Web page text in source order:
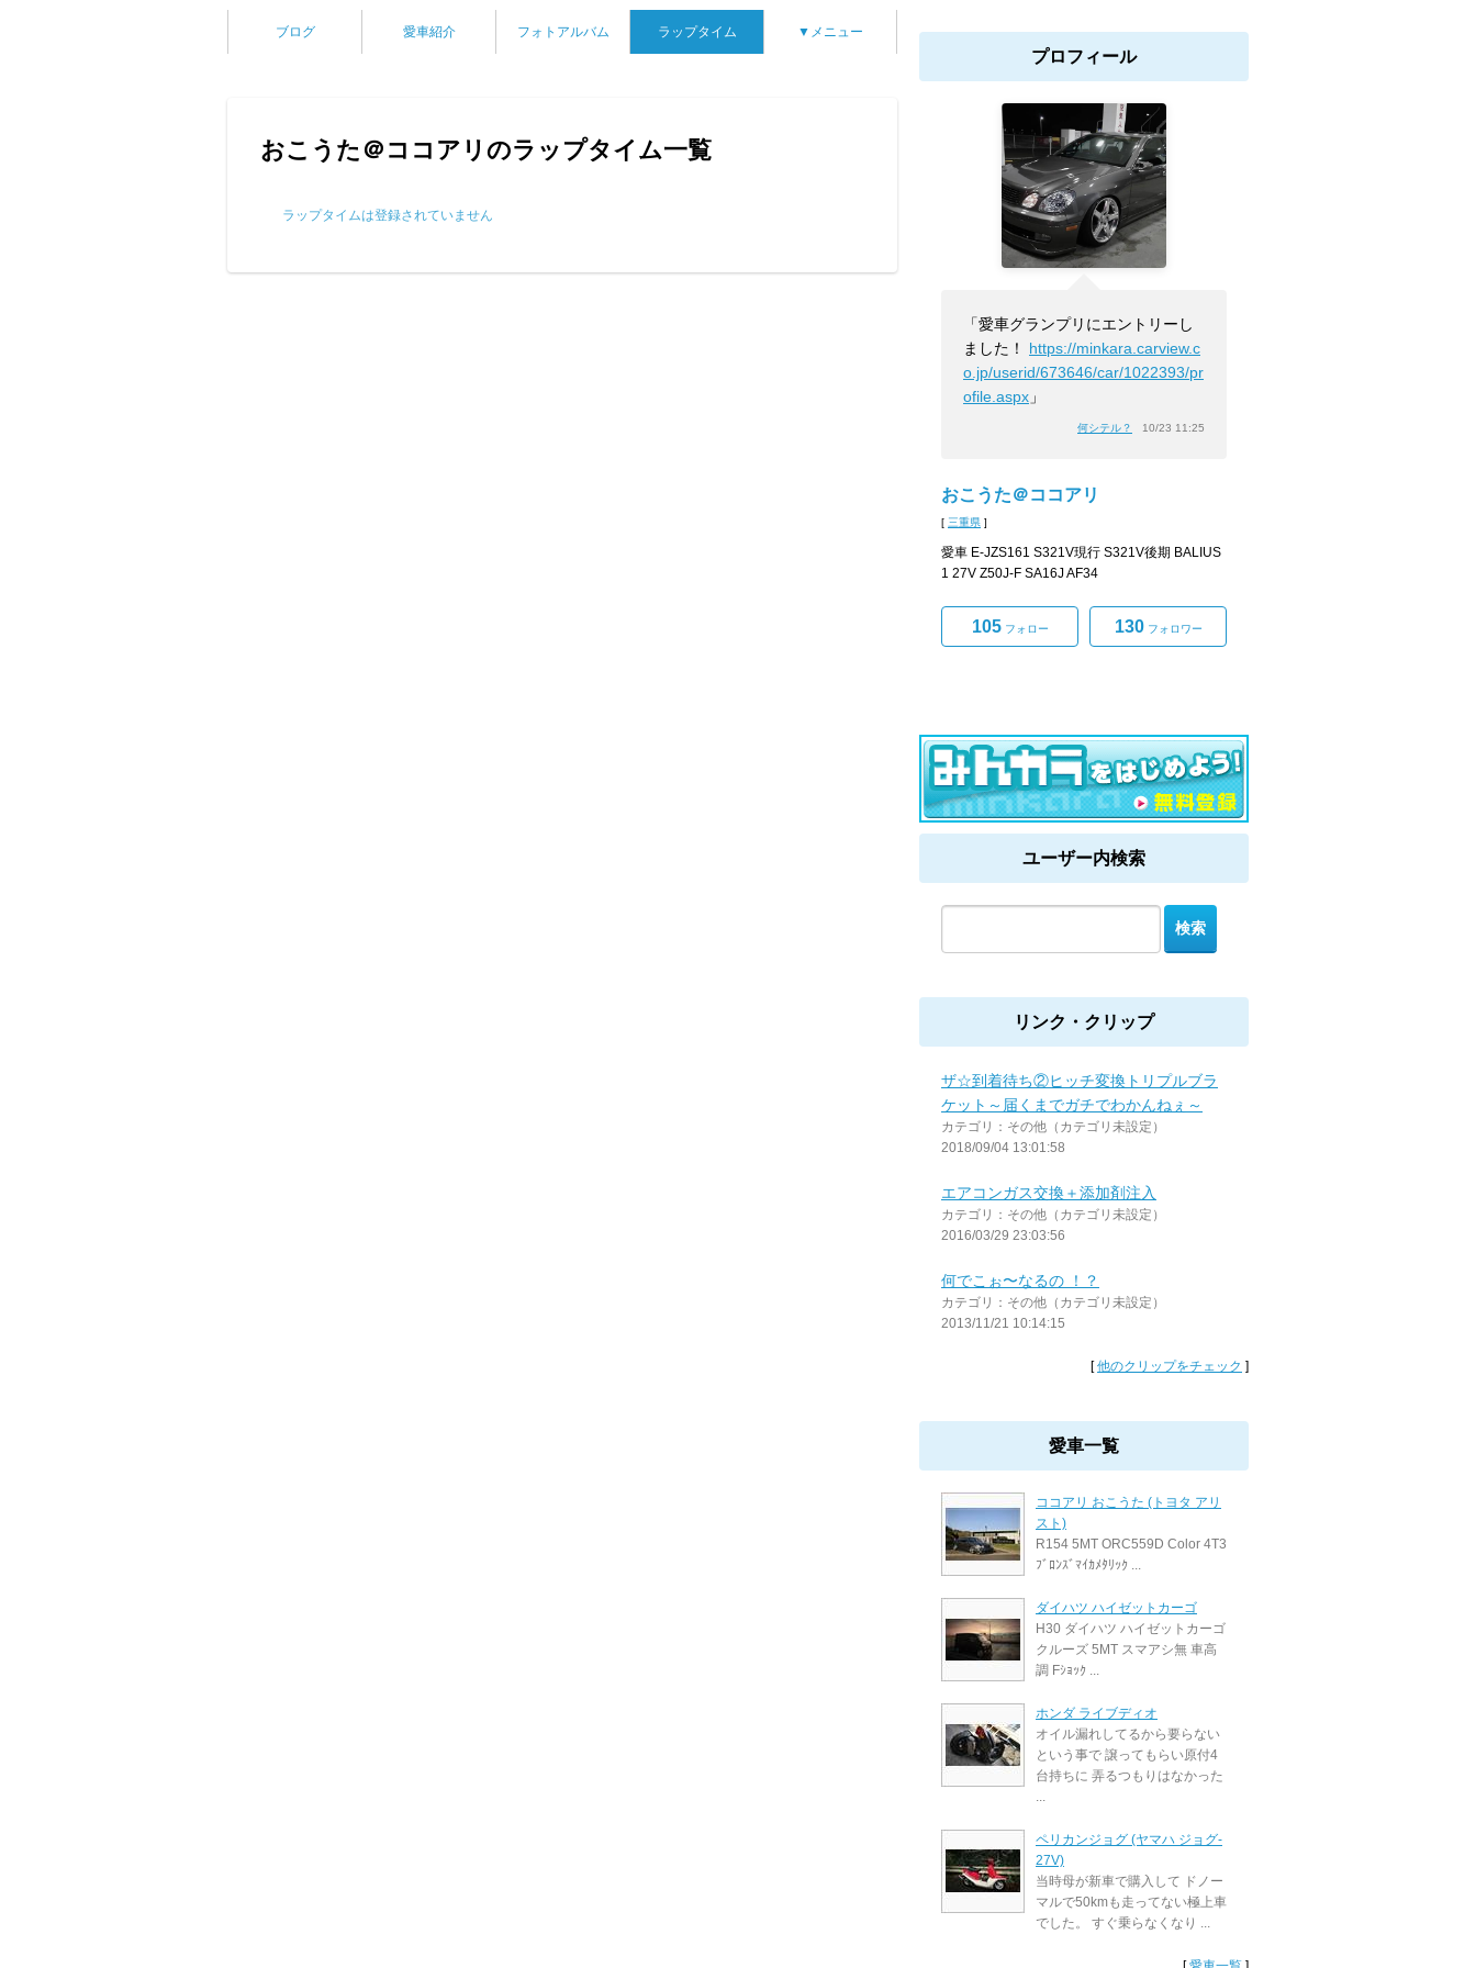
ブログ 愛車紹介 フォトアルバム ラップタイム ▼メニュー
おこうた＠ココアリのラップタイム一覧
ラップタイムは登録されていません
プロフィール
「愛車グランプリにエントリーし
ました！ https://minkara.carview.c
o.jp/userid/673646/car/1022393/pr
ofile.aspx 」
何シテル？ 10/23 11:25
おこうた＠ココアリ
[ 三重県 ]
愛車 E-JZS161 S321V現行 S321V後期 BALIUS
1 27V Z50J-F SA16J AF34
105フォロー 130フォロワー
ユーザー内検索
リンク・クリップ
ザ☆到着待ち②ヒッチ変換トリプルブラ
ケット～届くまでガチでわかんねぇ～
カテゴリ：その他（カテゴリ未設定）
2018/09/04 13:01:58
エアコンガス交換＋添加剤注入
カテゴリ：その他（カテゴリ未設定）
2016/03/29 23:03:56
何でこぉ〜なるの ！？
カテゴリ：その他（カテゴリ未設定）
2013/11/21 10:14:15
[他のクリップをチェック ]
愛車一覧
ココアリ おこうた (トヨタ アリ
スト)
R154 5MT ORC559D Color 4T3
ﾌﾞﾛﾝｽﾞﾏｲｶﾒﾀﾘｯｸ ...
ダイハツ ハイゼットカーゴ
H30 ダイハツ ハイゼットカーゴ
クルーズ 5MT スマアシ無 車高
調 Fｼｮｯｸ ...
ホンダ ライブディオ
オイル漏れしてるから要らない
という事で 譲ってもらい原付4
台持ちに 弄るつもりはなかった
...
ペリカンジョグ (ヤマハ ジョグ-
27V)
当時母が新車で購入して ドノー
マルで50kmも走ってない極上車
でした。 すぐ乗らなくなり ...